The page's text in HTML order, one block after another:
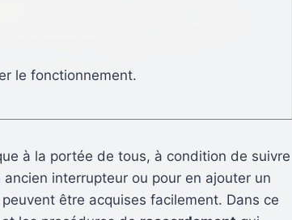
le fonctionnement.
à la portée de tous, à condition de suivre
interrupteur ou pour en ajouter un
être acquises facilement. Dans ce